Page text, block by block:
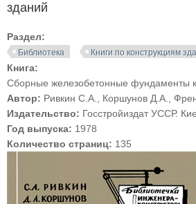
зданий
Раздел:
Библиотека Книги по конструкциям
Книга:
Сборные железобетонные фундаменты
Автор: Ривкин С.А., Коршунов Д.А.,
Издательство: Госстройиздат УССР.
Год выпуска: 1978
Количество страниц: 135